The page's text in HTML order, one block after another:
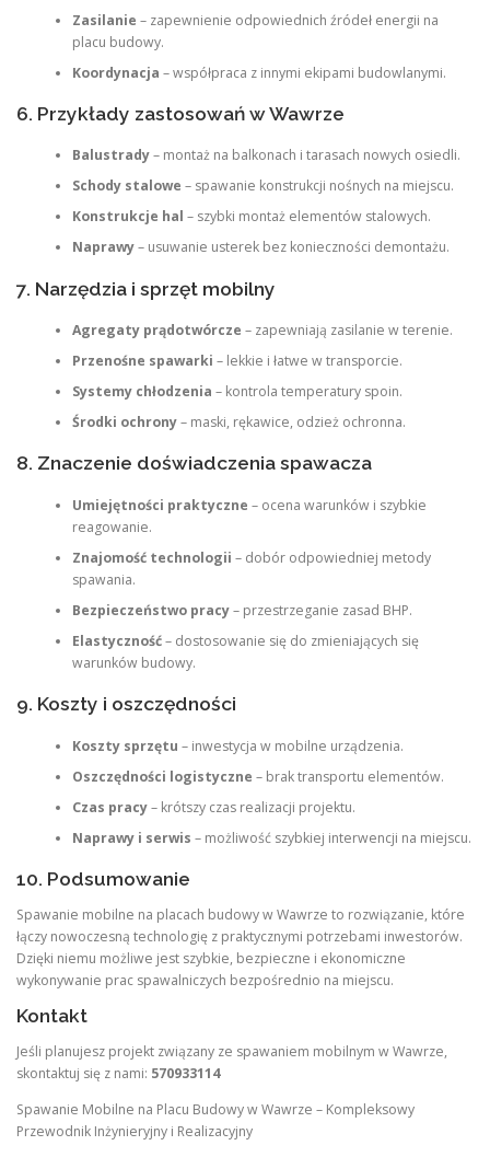
Zasilanie – zapewnienie odpowiednich źródeł energii na
placu budowy.
Koordynacja – współpraca z innymi ekipami budowlanymi.
6. Przykłady zastosowań w Wawrze
Balustrady– montaż na balkonach i tarasach nowych osiedli.
Schody stalowe – spawanie konstrukcji nośnych na miejscu.
Konstrukcje hal – szybki montaż elementów stalowych.
Naprawy– usuwanie usterek bez konieczności demontażu.
7. Narzędzia i sprzęt mobilny
Agregaty prądotwórcze – zapewniają zasilanie w terenie.
Przenośne spawarki – lekkie i łatwe w transporcie.
Systemy chłodzenia – kontrola temperatury spoin.
Środki ochrony– maski, rękawice, odzież ochronna.
8. Znaczenie doświadczenia spawacza
Umiejętności praktyczne – ocena warunków i szybkie
reagowanie.
Znajomość technologii – dobór odpowiedniej metody
spawania.
Bezpieczeństwo pracy– przestrzeganie zasad BHP.
Elastyczność– dostosowanie się do zmieniających się
warunków budowy.
9. Koszty i oszczędności
Koszty sprzętu – inwestycja w mobilne urządzenia.
Oszczędności logistyczne – brak transportu elementów.
Czas pracy– krótszy czas realizacji projektu.
Naprawy i serwis – możliwość szybkiej interwencji na miejscu.
10. Podsumowanie
Spawanie mobilne na placach budowy w Wawrze to rozwiązanie, które
łączy nowoczesną technologię z praktycznymi potrzebami inwestorów.
Dzięki niemu możliwe jest szybkie, bezpieczne i ekonomiczne
wykonywanie prac spawalniczych bezpośrednio na miejscu.
Kontakt
Jeśli planujesz projekt związany ze spawaniem mobilnym w Wawrze,
skontaktuj się z nami: 570933114
Spawanie Mobilne na Placu Budowy w Wawrze – Kompleksowy
Przewodnik Inżynieryjny i Realizacyjny